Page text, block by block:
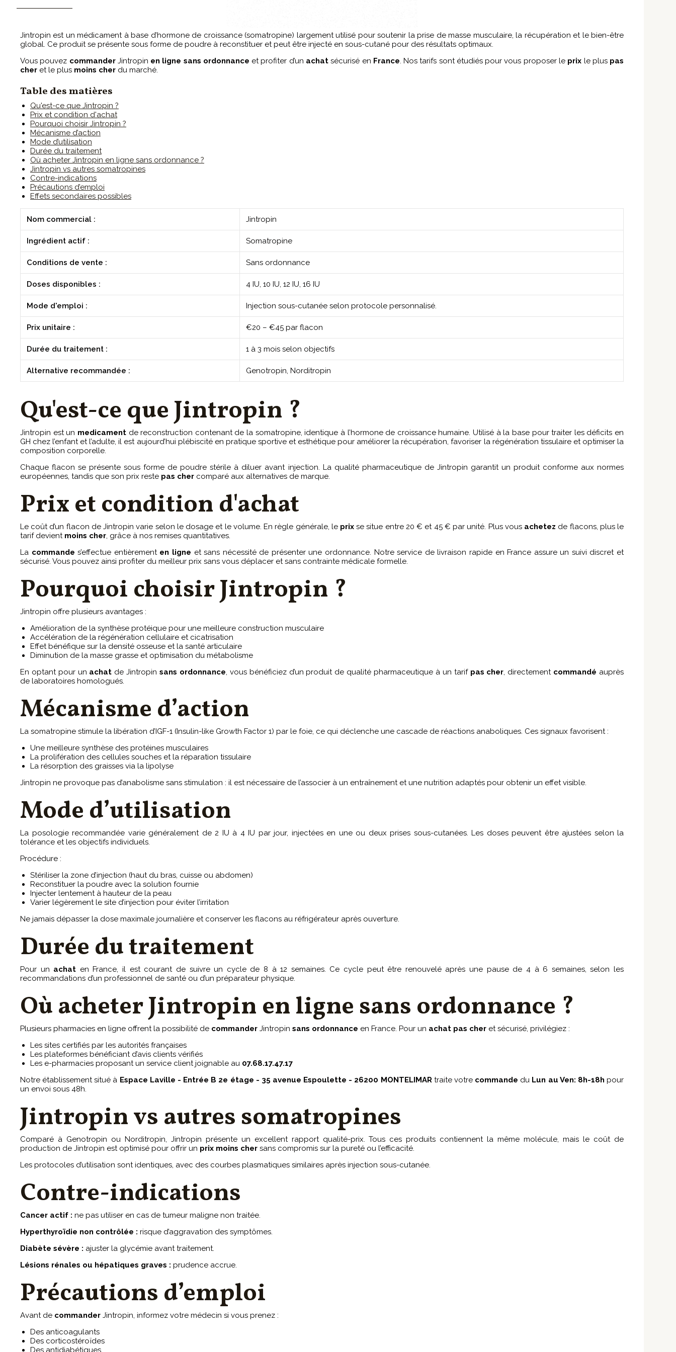
Jintropin est un médicament à base d’hormone de croissance (somatropine) largement utilisé pour soutenir la prise de masse musculaire, la récupération et le bien-être
global. Ce produit se présente sous forme de poudre à reconstituer et peut être injecté en sous-cutané pour des résultats optimaux.
Vous pouvez commanderJintropin en ligne sans ordonnance et profiter d’un achat sécurisé en France. Nos tarifs sont étudiés pour vous proposer le prix le plus pas
cher et le plus moins cher du marché.
Table des matières
Qu'est-ce que Jintropin ?
Prix et condition d'achat
Pourquoi choisir Jintropin ?
Mécanisme d’action
Mode d’utilisation
Durée du traitement
Où acheter Jintropin en ligne sans ordonnance ?
Jintropin vs autres somatropines
Contre-indications
Précautions d’emploi
Effets secondaires possibles
Nom commercial : Jintropin
Ingrédient actif : Somatropine
Conditions de vente : Sans ordonnance
Doses disponibles : 4 IU, 10 IU, 12 IU, 16 IU
Mode d'emploi : Injection sous-cutanée selon protocole personnalisé.
Prix unitaire : €20 – €45 par flacon
Durée du traitement : 1 à 3 mois selon objectifs
Alternative recommandée : Genotropin, Norditropin
Qu'est-ce que Jintropin ?
Jintropin est un medicamentde reconstruction contenant de la somatropine, identique à l’hormone de croissance humaine. Utilisé à la base pour traiter les déficits en
GH chez l’enfant et l’adulte, il est aujourd’hui plébiscité en pratique sportive et esthétique pour améliorer la récupération, favoriser la régénération tissulaire et optimiser la
composition corporelle.
Chaque flacon se présente sous forme de poudre stérile à diluer avant injection. La qualité pharmaceutique de Jintropin garantit un produit conforme aux normes
européennes, tandis que son prix reste pas cher comparé aux alternatives de marque.
Prix et condition d'achat
Le coût d’un flacon de Jintropin varie selon le dosage et le volume. En règle générale, le prix se situe entre 20 € et 45 € par unité. Plus vous achetez de flacons, plus le
tarif devient moins cher, grâce à nos remises quantitatives.
La commande s’effectue entièrement en ligne et sans nécessité de présenter une ordonnance. Notre service de livraison rapide en France assure un suivi discret et
sécurisé. Vous pouvez ainsi profiter du meilleur prix sans vous déplacer et sans contrainte médicale formelle.
Pourquoi choisir Jintropin ?
Jintropin offre plusieurs avantages :
Amélioration de la synthèse protéique pour une meilleure construction musculaire
Accélération de la régénération cellulaire et cicatrisation
Effet bénéfique sur la densité osseuse et la santé articulaire
Diminution de la masse grasse et optimisation du métabolisme
En optant pour un achat de Jintropinsans ordonnance, vous bénéficiez d’un produit de qualité pharmaceutique à un tarif pas cher, directement commandé auprès
de laboratoires homologués.
Mécanisme d’action
La somatropine stimule la libération d’IGF-1 (Insulin-like Growth Factor 1) par le foie, ce qui déclenche une cascade de réactions anaboliques. Ces signaux favorisent :
Une meilleure synthèse des protéines musculaires
La prolifération des cellules souches et la réparation tissulaire
La résorption des graisses via la lipolyse
Jintropin ne provoque pas d’anabolisme sans stimulation : il est nécessaire de l’associer à un entraînement et une nutrition adaptés pour obtenir un effet visible.
Mode d’utilisation
La posologie recommandée varie généralement de 2 IU à 4 IU par jour, injectées en une ou deux prises sous-cutanées. Les doses peuvent être ajustées selon la
tolérance et les objectifs individuels.
Procédure :
Stériliser la zone d’injection (haut du bras, cuisse ou abdomen)
Reconstituer la poudre avec la solution fournie
Injecter lentement à hauteur de la peau
Varier légèrement le site d’injection pour éviter l’irritation
Ne jamais dépasser la dose maximale journalière et conserver les flacons au réfrigérateur après ouverture.
Durée du traitement
Pour un achat en France, il est courant de suivre un cycle de 8 à 12 semaines. Ce cycle peut être renouvelé après une pause de 4 à 6 semaines, selon les
recommandations d’un professionnel de santé ou d’un préparateur physique.
Où acheter Jintropin en ligne sans ordonnance ?
Plusieurs pharmacies en ligne offrent la possibilité de commander Jintropin sans ordonnance en France. Pour un achat pas cher et sécurisé, privilégiez :
Les sites certifiés par les autorités françaises
Les plateformes bénéficiant d’avis clients vérifiés
Les e-pharmacies proposant un service client joignable au 07.68.17.47.17
Notre établissement situé à Espace Laville - Entrée B 2e étage - 35 avenue Espoulette - 26200 MONTELIMARtraite votre commande du Lun au Ven: 8h-18h pour
un envoi sous 48h.
Jintropin vs autres somatropines
Comparé à Genotropin ou Norditropin, Jintropin présente un excellent rapport qualité-prix. Tous ces produits contiennent la même molécule, mais le coût de
production de Jintropin est optimisé pour offrir un prix moins cher sans compromis sur la pureté ou l’efficacité.
Les protocoles d’utilisation sont identiques, avec des courbes plasmatiques similaires après injection sous-cutanée.
Contre-indications
Cancer actif : ne pas utiliser en cas de tumeur maligne non traitée.
Hyperthyroïdie non contrôlée : risque d’aggravation des symptômes.
Diabète sévère : ajuster la glycémie avant traitement.
Lésions rénales ou hépatiques graves : prudence accrue.
Précautions d’emploi
Avant de commander Jintropin, informez votre médecin si vous prenez :
Des anticoagulants
Des corticostéroïdes
Des antidiabétiques